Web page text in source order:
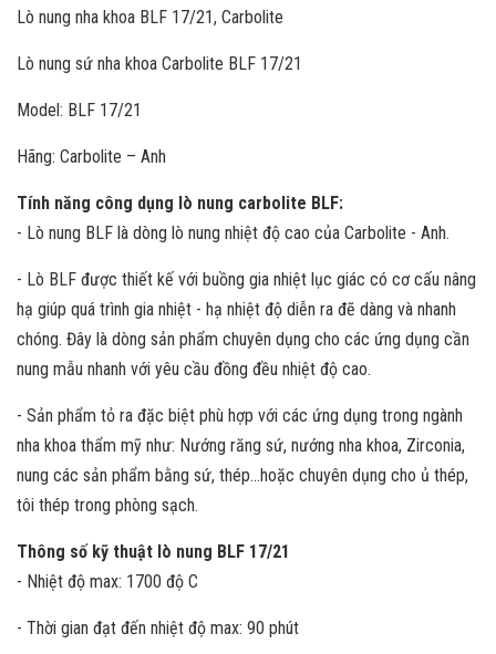
Lò nung nha khoa BLF 17/21, Carbolite
Lò nung sứ nha khoa Carbolite BLF 17/21
Model: BLF 17/21
Hãng: Carbolite – Anh
Tính năng công dụng lò nung carbolite BLF:
- Lò nung BLF là dòng lò nung nhiệt độ cao của Carbolite - Anh.
- Lò BLF được thiết kế với buồng gia nhiệt lục giác có cơ cấu nâng
hạ giúp quá trình gia nhiệt - hạ nhiệt độ diễn ra đẽ dàng và nhanh
chóng. Đây là dòng sản phẩm chuyên dụng cho các ứng dụng cần
nung mẫu nhanh với yêu cầu đồng đều nhiệt độ cao.
- Sản phẩm tỏ ra đặc biệt phù hợp với các ứng dụng trong ngành
nha khoa thẩm mỹ như: Nướng răng sứ, nướng nha khoa, Zirconia,
nung các sản phẩm bằng sứ, thép...hoặc chuyên dụng cho ủ thép,
tôi thép trong phòng sạch.
Thông số kỹ thuật lò nung BLF 17/21
- Nhiệt độ max: 1700 độ C
- Thời gian đạt đến nhiệt độ max: 90 phút